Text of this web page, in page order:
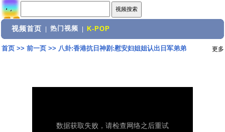
视频首页 热门视频 K-POP
首页>> 前一页>> 八卦:香港抗日神剧:慰安妇姐姐认出日军弟弟 更多